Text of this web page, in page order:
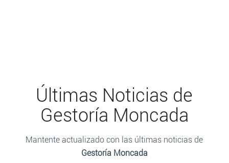
Últimas Noticias de
Gestoría Moncada
Mantente actualizado con las últimas noticias de
Gestoría Moncada